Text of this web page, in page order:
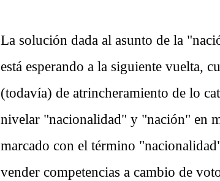
La solución dada al asunto de la
está esperando a la siguiente vuelta,
(todavía) de atrincheramiento de lo
nivelar "nacionalidad" y "nación" en
marcado con el término
vender competencias a cambio de